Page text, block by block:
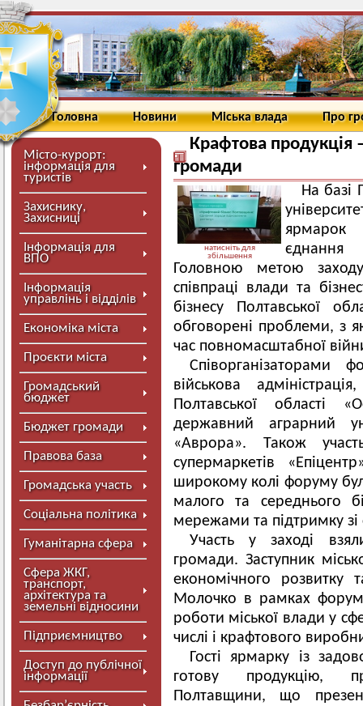
Головна Новини Міська влада Про
Місто-курорт:
інформація для
туристів
Захиснику,
Захисниці
Інформація для
ВПО
Інформація
управлінь і відділів
Економіка міста
Проєкти міста
Громадський
бюджет
Бюджет громади
Правова база
Громадська участь
Соціальна політика
Гуманітарна сфера
Сфера ЖКГ,
транспорт,
архітектура та
земельні відносини
Підприємництво
Доступ до публічної
інформації
Крафтова продукція
громади
натисніть для
збільшення
На базі
ярмарок
єднання
Головною метою
співпраці влади та
бізнесу Полтавської
обговорені проблеми, з
час повномасштабної
Співорганізаторами
військова
Полтавської області
державний аграрний
«Аврора». Також
супермаркетів
широкому колі форуму
малого та середнього
мережами та підтримку
Участь у заході
громади. Заступник
економічного розвитку
Молочко в рамках
роботи міської влади у
числі і крафтового
Гості ярмарку із
готову продукцію,
Полтавщини, що